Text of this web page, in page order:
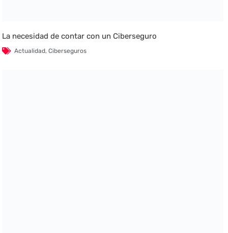
La necesidad de contar con un Ciberseguro
Actualidad,Ciberseguros